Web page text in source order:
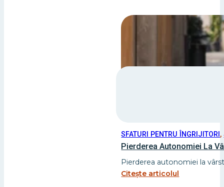
SFATURI PENTRU ÎNGRIJITORI ,
Pierderea Autonomiei La
Pierderea autonomiei la
Citește articolul